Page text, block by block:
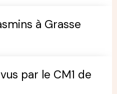
à Grasse
par le CM1 de